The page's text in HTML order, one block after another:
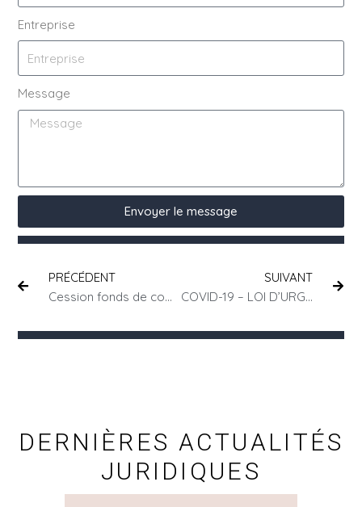
Entreprise
Message
Envoyer le message
PRÉCÉDENT
Cession fonds de commerce : Les formalités à respecter
SUIVANT
COVID-19 – LOI D’URGENCE SANITAIRE
DERNIÈRES ACTUALITÉS
JURIDIQUES